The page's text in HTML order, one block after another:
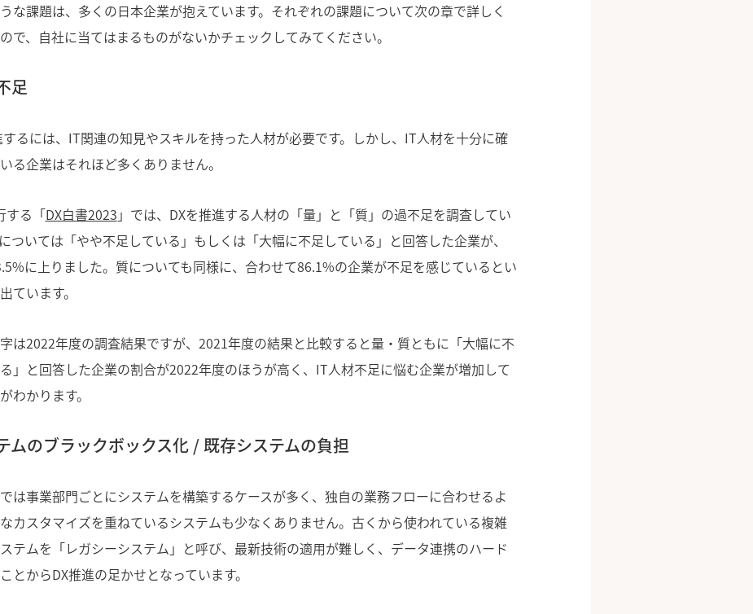
な課題は、多くの日本企業が抱えています。それぞれの課題について次の章で詳しく
で、自社に当てはまるものがないかチェックしてみてください。
足
するには、IT関連の知見やスキルを持った人材が必要です。しかし、IT人材を十分に確
る企業はそれほど多くありません。
する「DX白書2023 」では、DXを推進する人材の「量」と「質」の過不足を調査してい
ついては「やや不足している」もしくは「大幅に不足している」と回答した企業が、
に上りました。質についても同様に、合わせて86.1%の企業が不足を感じているとい
ています。
字は2022年度の調査結果ですが、2021年度の結果と比較すると量・質ともに「大幅に不
」と回答した企業の割合が2022年度のほうが高く、IT人材不足に悩む企業が増加して
わかります。
ムのブラックボックス化 / 既存システムの負担
は事業部門ごとにシステムを構築するケースが多く、独自の業務フローに合わせるよ
カスタマイズを重ねているシステムも少なくありません。古くから使われている複雑
テムを「レガシーシステム」と呼び、最新技術の適用が難しく、データ連携のハード
とからDX推進の足かせとなっています。